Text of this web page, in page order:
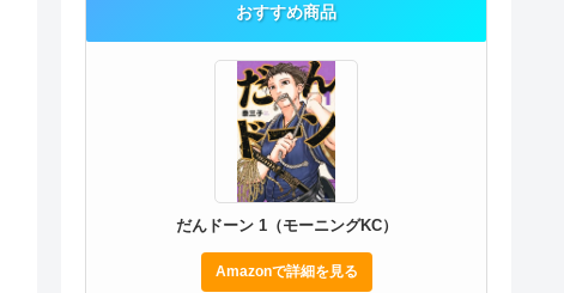
おすすめ商品
だんドーン 1（モーニングKC）
Amazonで詳細を見る